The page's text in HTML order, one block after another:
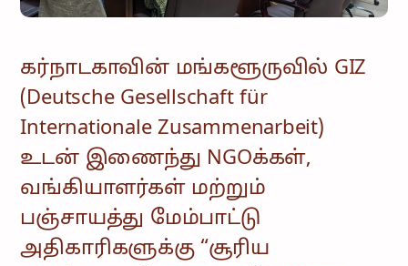
கர்நாடகாவின் மங்களூருவில் GIZ
(Deutsche Gesellschaft für
Internationale Zusammenarbeit)
உடன் இணைந்து NGOக்கள்,
வங்கியாளர்கள் மற்றும்
பஞ்சாயத்து மேம்பாட்டு
அதிகாரிகளுக்கு “சூரிய